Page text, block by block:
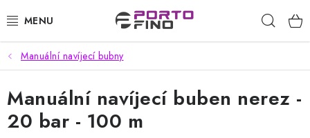
na
CHEMIE A PÉČE O VOZIDLA
PŘÍSLUŠENSTVÍ A ND K AUTOMYČKÁM
VYSOKOTLAKÉ A ČISTÍCÍ STROJE
Manuální navíjecí bubny
Manuální navíjecí buben nerez -
20 bar - 100 m